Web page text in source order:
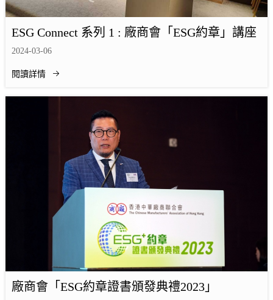
ESG Connect 系列 1 : 廠商會「ESG約章」講座
2024-03-06
閱讀詳情
廠商會「ESG約章證書頒發典禮2023」